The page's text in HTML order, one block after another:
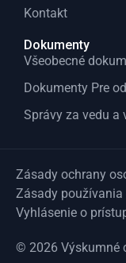
Kontakt
Dokumenty
Všeobecné
Dokumenty Pre
Správy za vedu a
© 2026 Výskumné
Zásady ochrany
Zásady
Vyhlásenie o